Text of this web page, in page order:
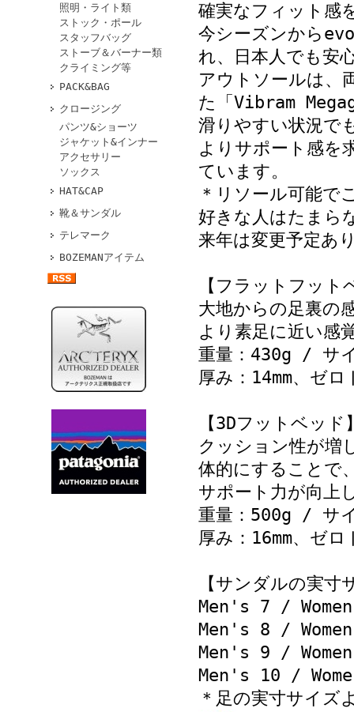
照明・ライト類
ストック・ポール
スタッフバッグ
ストーブ＆バーナー類
クライミング等
PACK&BAG
クロージング
パンツ&ショーツ
ジャケット&インナー
アクセサリー
ソックス
HAT&CAP
靴＆サンダル
テレマーク
BOZEMANアイテム
確実なフィット感
今シーズンから
れ、日本人でも安
アウトソールは、
た「Vibram
滑りやすい状況で
よりサポート感を
ています。
＊リソール可能で
好きな人はたまら
来年は変更予定あ
【フラットフット
大地からの足裏の
より素足に近い感
重量：430g / サ
厚み：14mm、ゼ
【3Dフットベッド
クッション性が増
体的にすることで
サポート力が向上
重量：500g / サ
厚み：16mm、ゼ
【サンダルの実
Men's 7 /
Men's 8 /
Men's 9 /
Men's 10 /
＊足の実寸サイズ